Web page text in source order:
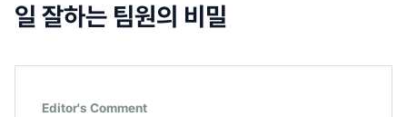
일 잘하는 팀원의 비밀
Editor's Comment